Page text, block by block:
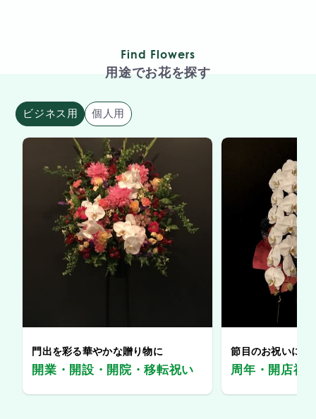
Find Flowers
用途でお花を探す
ビジネス用 個人用
門出を彩る華やかな贈り物に
開業・開設・開院・移転祝い
節目のお祝いに、
周年・開店祝